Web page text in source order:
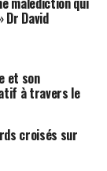
Dr David
et son
à travers le
croisés sur